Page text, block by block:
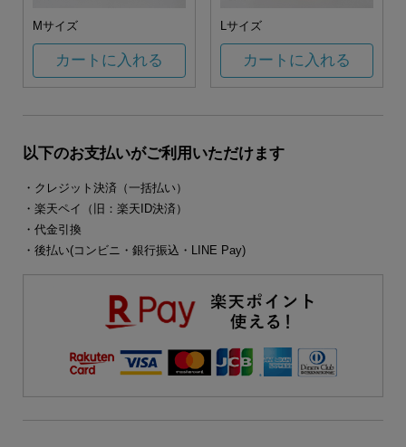
Mサイズ
カートに入れる
Lサイズ
カートに入れる
以下のお支払いがご利用いただけます
・クレジット決済（一括払い）
・楽天ペイ（旧：楽天ID決済）
・代金引換
・後払い(コンビニ・銀行振込・LINE Pay)